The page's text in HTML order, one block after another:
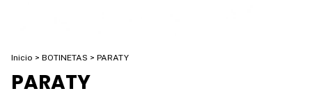
Inicio > BOTINETAS > PARATY
PARATY